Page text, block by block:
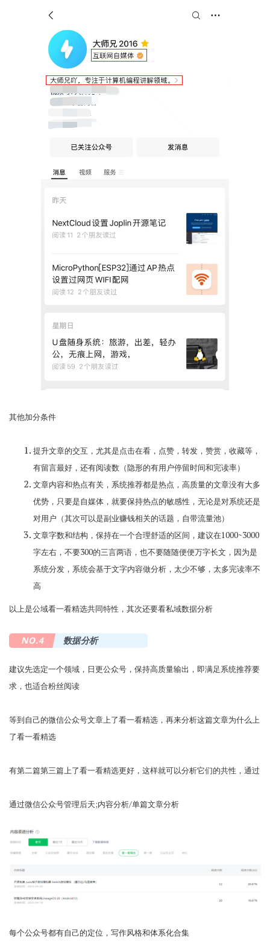
其他加分条件
提升文章的交互，尤其是点击在看，点赞，转发，赞赏，收藏等，
有留言最好，还有阅读数（隐形的有用户停留时间和完读率）
文章内容和热点有关，系统推荐都是热点，高质量的文章没有大多
优势，只要是自媒体，就要保持热点的敏感性，无论是对系统还是
对用户（其次可以是副业赚钱相关的话题，自带流量池）
文章字数和结构，保持在一个合理舒适的区间，建议在1000~3000
字左右，不要300的三言两语，也不要随随便便万字长文，因为是
系统分发，系统会基于文字内容做分析，太少不够，太多完读率不
高
以上是公域看一看精选共同特性，其次还要看私域数据分析
NO.4 数据分析
建议先选定一个领域，日更公众号，保持高质量输出，即满足系统推荐要
求，也适合粉丝阅读
等到自己的微信公众号文章上了看一看精选，再来分析这篇文章为什么上
了看一看精选
有第二篇第三篇上了看一看精选更好，这样就可以分析它们的共性，通过
通过微信公众号管理后天;内容分析/单篇文章分析
每个公众号都有自己的定位，写作风格和体系化合集